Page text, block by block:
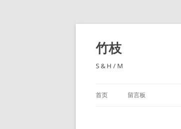
跳
正
文
竹枝
S & H / M
首页 留言板